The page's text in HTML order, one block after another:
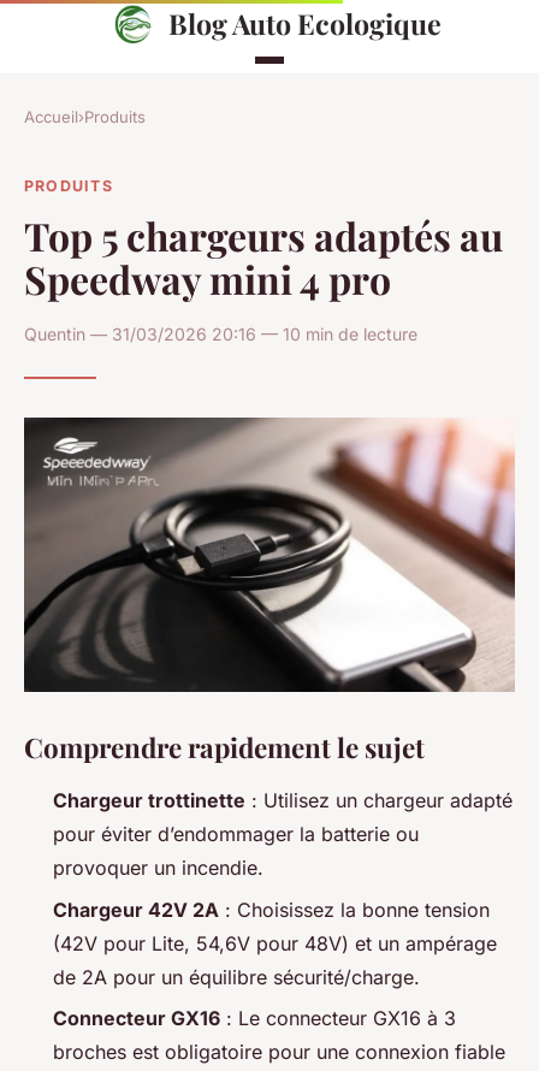
Blog Auto Ecologique
Accueil›Produits
PRODUITS
Top 5 chargeurs adaptés au
Speedway mini 4 pro
Quentin — 31/03/2026 20:16 — 10 min de lecture
Comprendre rapidement le sujet
Chargeur trottinette : Utilisez un chargeur adapté
pour éviter d’endommager la batterie ou
provoquer un incendie.
Chargeur 42V 2A : Choisissez la bonne tension
(42V pour Lite, 54,6V pour 48V) et un ampérage
de 2A pour un équilibre sécurité/charge.
Connecteur GX16 : Le connecteur GX16 à 3
broches est obligatoire pour une connexion fiable